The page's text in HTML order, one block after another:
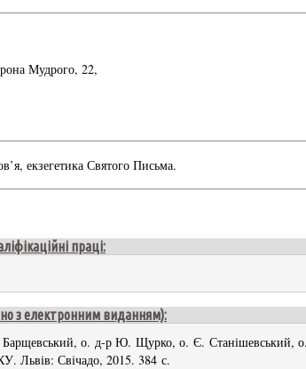
Мудрого, 22,
екзегетика Святого Письма.
праці:
з електронним виданням):
Барщевський, о. д-р Ю. Щурко, о. Є. Станішевський,
Львів: Свічадо, 2015. 384 с.